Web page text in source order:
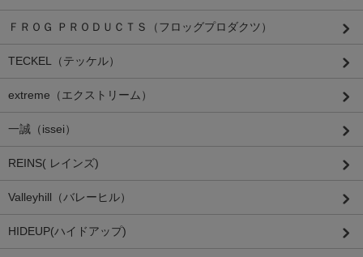
ＦＲＯＧ ＰＲＯＤＵＣＴＳ（フロッグプロダクツ）
TECKEL（テッケル）
extreme（エクストリーム）
一誠（issei）
REINS( レインズ)
Valleyhill（バレーヒル）
HIDEUP(ハイドアップ)